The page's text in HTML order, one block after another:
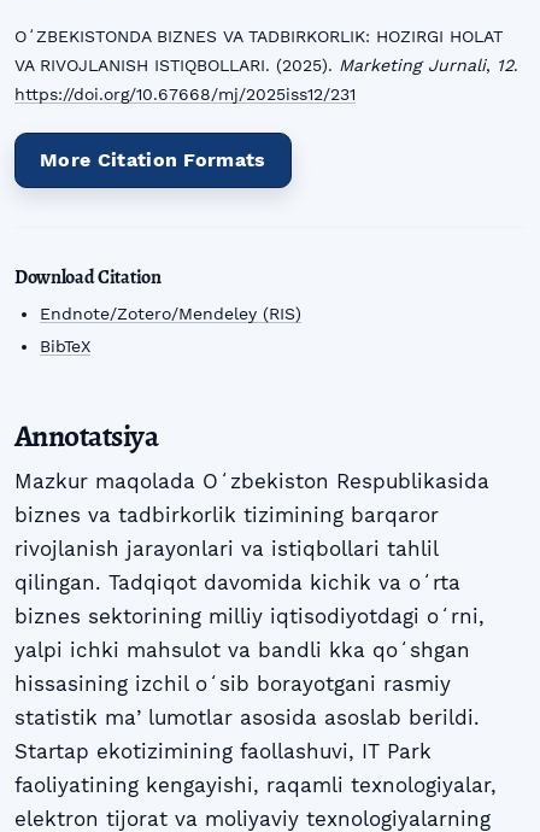
OʻZBEKISTONDA BIZNES VA TADBIRKORLIK: HOZIRGI HOLAT
VA RIVOJLANISH ISTIQBOLLARI. (2025). Marketing Jurnali, 12.
https://doi.org/10.67668/mj/2025iss12/231
More Citation Formats
Download Citation
Endnote/Zotero/Mendeley (RIS)
BibTeX
Annotatsiya
Mazkur maqolada Oʻzbekiston Respublikasida
biznes va tadbirkorlik tizimining barqaror
rivojlanish jarayonlari va istiqbollari tahlil
qilingan. Tadqiqot davomida kichik va oʻrta
biznes sektorining milliy iqtisodiyotdagi oʻrni,
yalpi ichki mahsulot va bandli kka qoʻshgan
hissasining izchil oʻsib borayotgani rasmiy
statistik maʼlumotlar asosida asoslab berildi.
Startap ekotizimining faollashuvi, IT Park
faoliyatining kengayishi, raqamli texnologiyalar,
elektron tijorat va moliyaviy texnologiyalarning